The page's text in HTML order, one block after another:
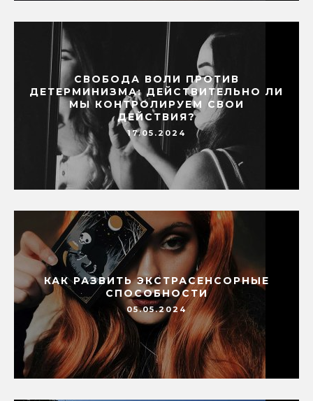
СВОБОДА ВОЛИ ПРОТИВ
ДЕТЕРМИНИЗМА: ДЕЙСТВИТЕЛЬНО ЛИ
МЫ КОНТРОЛИРУЕМ СВОИ
ДЕЙСТВИЯ?
17.05.2024
КАК РАЗВИТЬ ЭКСТРАСЕНСОРНЫЕ
СПОСОБНОСТИ
05.05.2024